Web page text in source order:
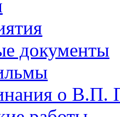
документы
о В.П.